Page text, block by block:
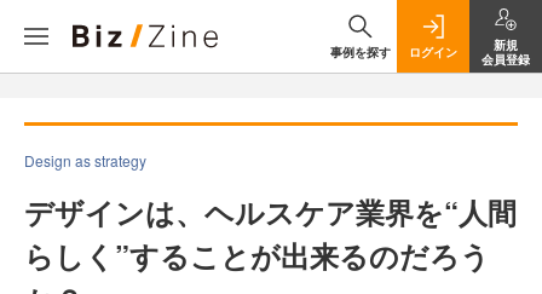
事例を探す ログイン
新規
会員登録
Design as strategy
デザインは、ヘルスケア業界を“人間
らしく”することが出来るのだろう